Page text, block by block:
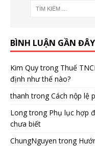
BÌNH LUẬN GẦN ĐÂY
Kim Quytrong Thuế
định như thế nào?
thanh trongCách nộp lệ
Longtrong Phụ lục hợp
chưa biết
ChungNguyen trong